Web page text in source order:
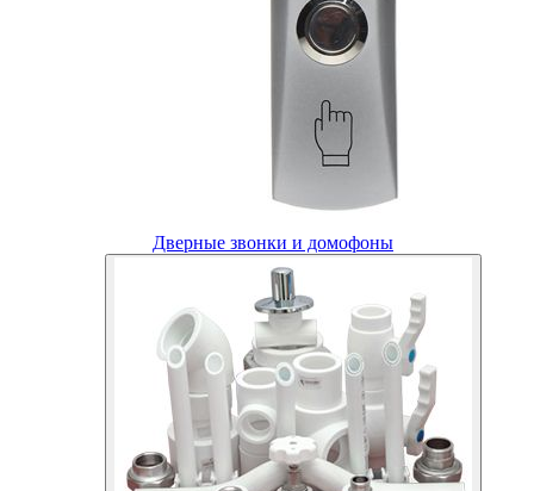
Дверные звонки и домофоны